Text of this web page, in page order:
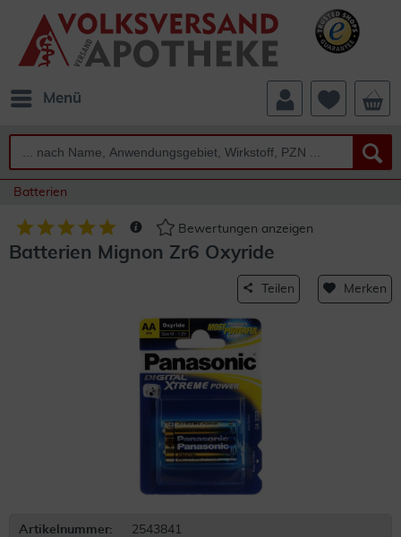
Menü
Batterien
Bewertungen anzeigen
Batterien Mignon Zr6 Oxyride
Teilen Merken
Artikelnummer:
2543841